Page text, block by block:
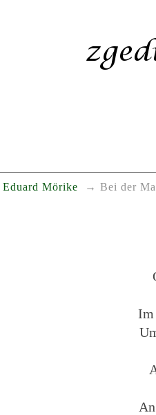
Eduard Mörike Bei der
Im